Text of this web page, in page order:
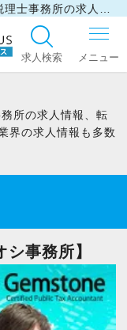
求人検索
所の求人情報、転
界の求人情報も多数
シ事務所】